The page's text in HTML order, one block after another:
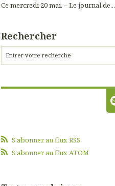
Ce mercredi 20 mai. – Le journal de...
Rechercher
S'abonner au flux RSS
S'abonner au flux ATOM